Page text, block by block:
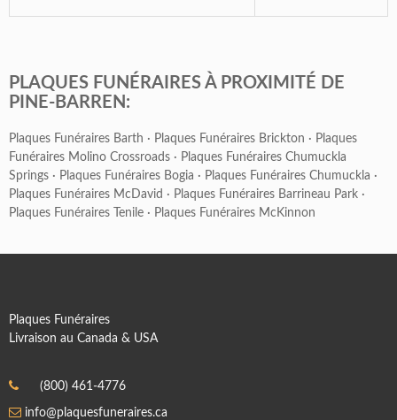
PLAQUES FUNÉRAIRES À PROXIMITÉ DE
PINE-BARREN:
Plaques Funéraires Barth · Plaques Funéraires Brickton · Plaques
Funéraires Molino Crossroads · Plaques Funéraires Chumuckla
Springs · Plaques Funéraires Bogia · Plaques Funéraires Chumuckla ·
Plaques Funéraires McDavid · Plaques Funéraires Barrineau Park ·
Plaques Funéraires Tenile · Plaques Funéraires McKinnon
Plaques Funéraires
Livraison au Canada & USA
(800) 461-4776
info@plaquesfuneraires.ca